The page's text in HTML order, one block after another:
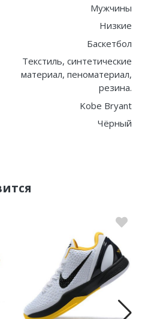
Мужчины
Низкие
Баскетбол
Текстиль, синтетические
материал, пеноматериал,
резина.
Kobe Bryant
Чёрный